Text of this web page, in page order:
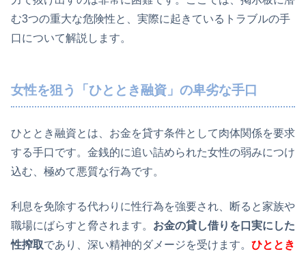
む3つの重大な危険性と、実際に起きているトラブルの手
口について解説します。
女性を狙う「ひととき融資」の卑劣な手口
ひととき融資とは、お金を貸す条件として肉体関係を要求
する手口です。金銭的に追い詰められた女性の弱みにつけ
込む、極めて悪質な行為です。
利息を免除する代わりに性行為を強要され、断ると家族や
職場にばらすと脅されます。 お金の貸し借りを口実にした
性搾取であり、深い精神的ダメージを受けます。 ひととき